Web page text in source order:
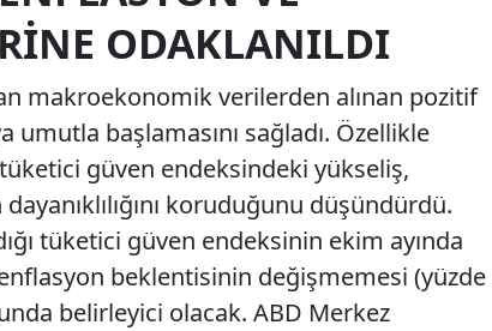
ODAKLANILDI
makroekonomik verilerden alınan pozitif
umutla başlamasını sağladı. Özellikle
güven endeksindeki yükseliş,
koruduğunu düşündürdü.
tüketici güven endeksinin ekim ayında
beklentisinin değişmemesi (yüzde
belirleyici olacak. ABD Merkez